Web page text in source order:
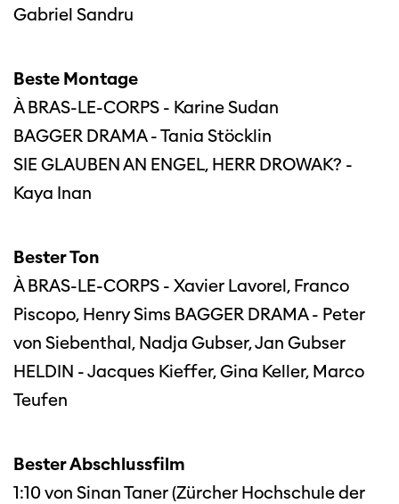
Gabriel Sandru
Beste Montage
À BRAS-LE-CORPS - Karine Sudan
BAGGER DRAMA - Tania Stöcklin
SIE GLAUBEN AN ENGEL, HERR DROWAK? -
Kaya Inan
Bester Ton
À BRAS-LE-CORPS - Xavier Lavorel, Franco
Piscopo, Henry Sims BAGGER DRAMA - Peter
von Siebenthal, Nadja Gubser, Jan Gubser
HELDIN - Jacques Kieffer, Gina Keller, Marco
Teufen
Bester Abschlussfilm
1:10 von Sinan Taner (Zürcher Hochschule der